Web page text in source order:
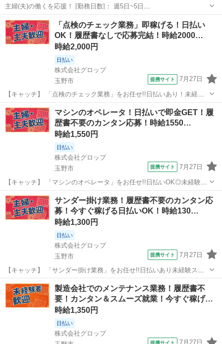
主婦(夫)の働くを応援！ [勤務日数]： 週5日~5日
05:30~14:30/10:30~19:30 月/火/水/木/金/土/日 などから選べます [勤務
地・最寄駅]： 岡山県玉野市玉原２丁目２４－４０ 日清医療食品株...
岡山 玉野市 キッチン
「点検のチェック業務」即稼げる！日払い
OK！履歴書なしで応募完結！時給2000…
時給2,000円
日払い
株式会社グロップ
玉野市
提携サイト 7月27日
【キャッチ】 「点検のチェック業務」をお任せ!!日払いあり！未経験
OK◎＜玉野市＞特殊車両のメンテナンス整備業【経験者時給2000円！
未経験者は時給1500円／土日祝休み】 【コメント】 ＊＊充実したお
仕事探しをサポートし...
岡山 玉野市 工場
マシンのオペレータ！日払いで即金GET！履
歴書不要のカンタン応募！時給1550…
時給1,550円
日払い
株式会社グロップ
玉野市
提携サイト 7月27日
【キャッチ】 「マシンのオペレータ」をお任せ!!日払いOK◎未経験
OK♪＼2交代勤務でしっかり稼げる／4勤2休でプライベートも充実◎安
定企業で働ける♪20代30代男性活躍中 【コメント】 ＊＊充実したお仕
事探しをサポートし...
岡山 玉野市 工場
サンダー掛け業務！履歴書不要のカンタン応
募！今すぐ稼げる日払いOK！時給130…
時給1,300円
日払い
株式会社グロップ
玉野市
提携サイト 7月27日
【キャッチ】 「サンダー掛け業務」をお任せ!!日払いあり未経験スタ
ッフ活躍中未経験スタッフ活躍中◎★未経験歓迎★＜日勤×土日休み／
残業なし！／車通勤OK＞機械部品を製造している工場での製造補助作
業 【コメント】 ＊＊充実し...
岡山 玉野市 工場
製造会社でのメンテナンス業務！履歴書不
要！カンタン＆スムーズ就業！今すぐ稼げ
る…
時給1,350円
日払い
株式会社グロップ
提携サイト 7月27日